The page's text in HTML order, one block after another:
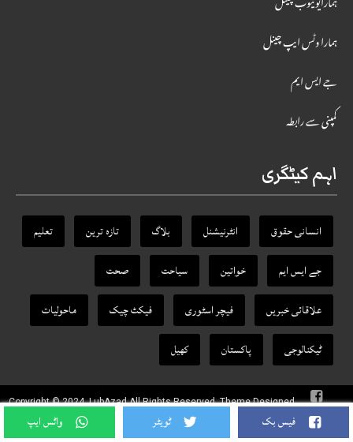
فیس بک ٹویٹر واٹس ایپ
ہمارا وٹس ایپ چینل
جے ایس ایم
کمپنی سے رابطہ
اہم کیٹگری
انسانی حقوق انٹرنیشنل بلاگ تازہ ترین
تعلیم
جے ایس ایم
خواتین سیاحت
صحت
علاقائی خبریں
فیچر اسٹوری فیکٹ‌ چیک
ماحولیات
ٹیکنالوجی
پاکستان کھیل
Copyright © 2024, LubAzad All Rights Reserved. Theme Designed
RANKTRA